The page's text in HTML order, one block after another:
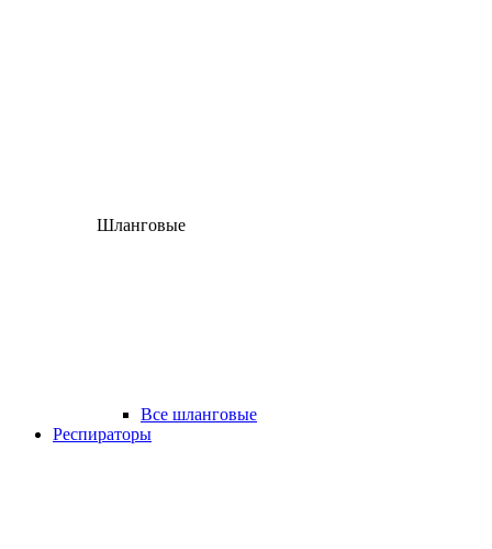
Шланговые
Все шланговые
Респираторы